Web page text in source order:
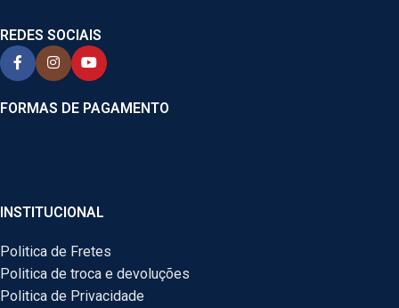
REDES SOCIAIS
FORMAS DE PAGAMENTO
INSTITUCIONAL
Politica de Fretes
Politica de troca e devoluções
Politica de Privacidade